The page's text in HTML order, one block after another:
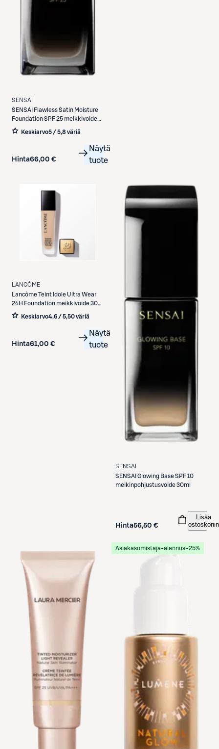
SENSAI
SENSAI Flawless Satin Moisture
Foundation SPF 25 meikkivoide
30 ml
Keskiarvo5 / 5,8 väriä
Hinta66,00 €
Näytä
tuote
LANCÔME
LancômeTeint Idole Ultra Wear
24H Foundation meikkivoide 30
ml
Keskiarvo4,6 / 5,50 väriä
Hinta61,00 €
Näytä
tuote
SENSAI
SENSAI Glowing Base SPF 10
meikinpohjustusvoide 30ml
Hinta56,50 €
Lisää
ostoskoriin
Asiakasomistaja-alennus−25%